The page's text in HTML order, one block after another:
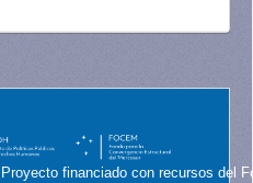
Proyecto financiado con recursos del